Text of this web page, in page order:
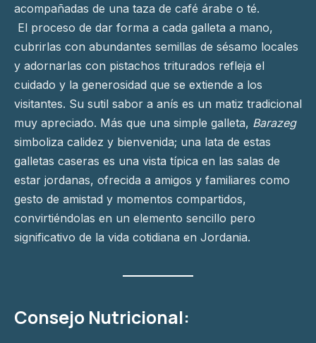
acompañadas de una taza de café árabe o té.
El proceso de dar forma a cada galleta a mano,
cubrirlas con abundantes semillas de sésamo locales
y adornarlas con pistachos triturados refleja el
cuidado y la generosidad que se extiende a los
visitantes. Su sutil sabor a anís es un matiz tradicional
muy apreciado. Más que una simple galleta, Barazeg
simboliza calidez y bienvenida; una lata de estas
galletas caseras es una vista típica en las salas de
estar jordanas, ofrecida a amigos y familiares como
gesto de amistad y momentos compartidos,
convirtiéndolas en un elemento sencillo pero
significativo de la vida cotidiana en Jordania.
Consejo Nutricional: